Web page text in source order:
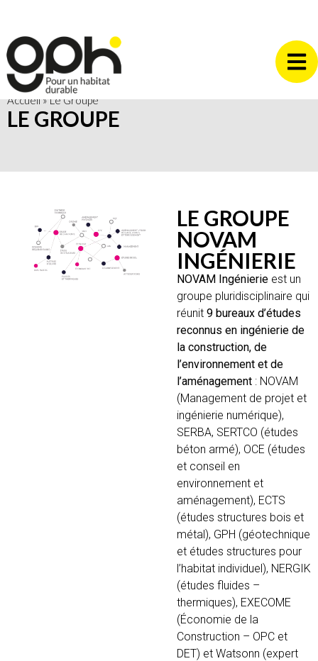
Accueil»Le Groupe
LE GROUPE
LE GROUPE
NOVAM
INGÉNIERIE
NOVAM Ingénierieest un
groupe pluridisciplinaire qui
réunit9 bureaux d’études
reconnus en ingénierie de
la construction, de
l’environnement et de
l’aménagement: NOVAM
(Management de projet et
ingénierie numérique),
SERBA, SERTCO (études
béton armé), OCE (études
et conseil en
environnement et
aménagement), ECTS
(études structures bois et
métal), GPH (géotechnique
et études structures pour
l’habitat individuel), NERGIK
(études fluides –
thermiques), EXECOME
(Économie de la
Construction – OPC et
DET) et Watsonn (expert